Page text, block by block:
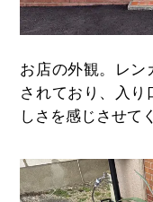
お店の外観。レン
されており、入り
しさを感じさせて